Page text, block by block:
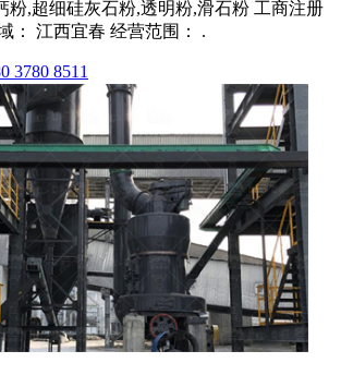
粉,超细硅灰石粉,透明粉,滑石粉 工商注册
： 江西宜春 经营范围： .
3780 8511